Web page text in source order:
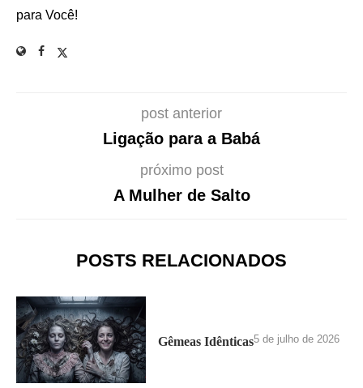
para Você!
post anterior
Ligação para a Babá
próximo post
A Mulher de Salto
POSTS RELACIONADOS
Gêmeas Idênticas5 de julho de 2026